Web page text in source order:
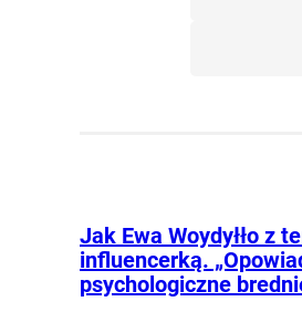
Jak Ewa Woydyłło z
influencerką.
psychologiczne